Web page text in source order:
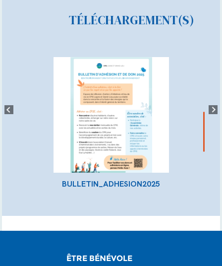
TÉLÉCHARGEMENT(S)
BULLETIN_ADHESION2025
ÊTRE BÉNÉVOLE